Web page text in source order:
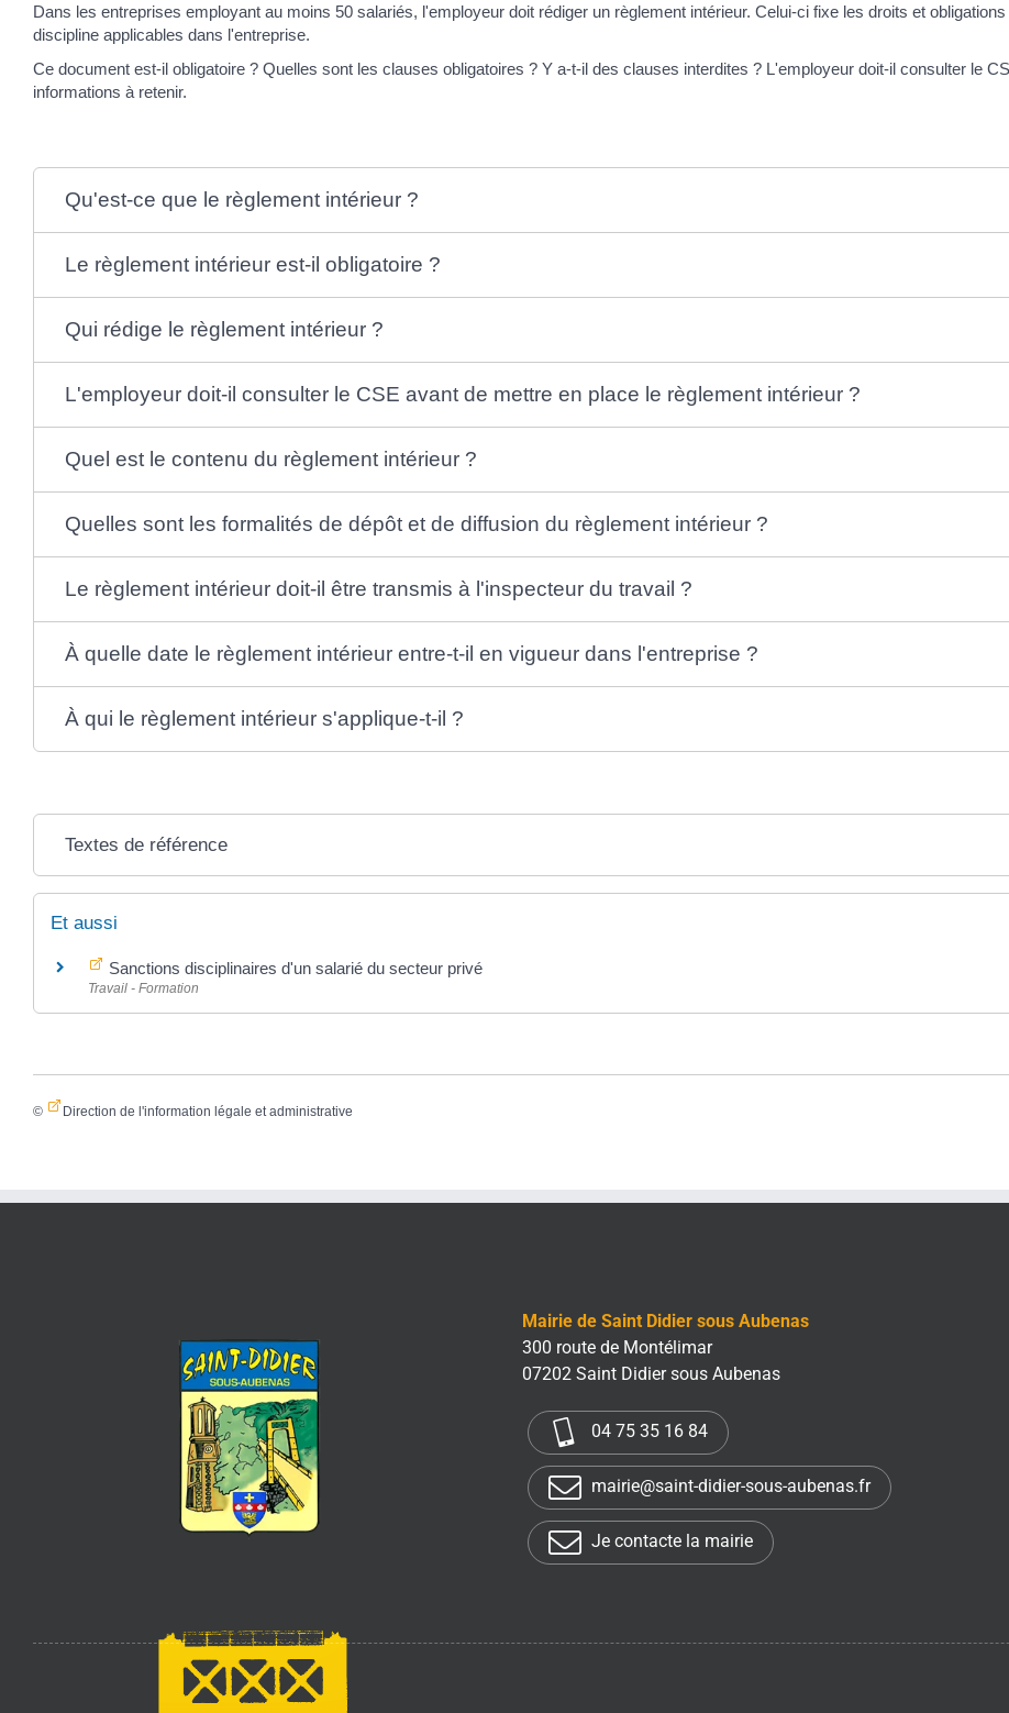
Dans les entreprises employant au moins 50 salariés, l'employeur doit rédiger un règlement intérieur. Celui-ci fixe les droits et
discipline applicables dans l'entreprise.
Ce document est-il obligatoire ? Quelles sont les clauses obligatoires ? Y a-t-il des clauses interdites ? L'employeur doit-il consulter le
informations à retenir.
Qu'est-ce que le règlement intérieur ?
Le règlement intérieur est-il obligatoire ?
Qui rédige le règlement intérieur ?
L'employeur doit-il consulter le CSE avant de mettre en place le règlement intérieur ?
Quel est le contenu du règlement intérieur ?
Quelles sont les formalités de dépôt et de diffusion du règlement intérieur ?
Le règlement intérieur doit-il être transmis à l'inspecteur du travail ?
À quelle date le règlement intérieur entre-t-il en vigueur dans l'entreprise ?
À qui le règlement intérieur s'applique-t-il ?
Textes de référence
Et aussi
Sanctions disciplinaires d'un salarié du secteur privé
Travail - Formation
© Direction de l'information légale et administrative
Mairie de Saint Didier sous Aubenas
300 route de Montélimar
07202 Saint Didier sous Aubenas
04 75 35 16 84
mairie@saint-didier-sous-aubenas.fr
Je contacte la mairie